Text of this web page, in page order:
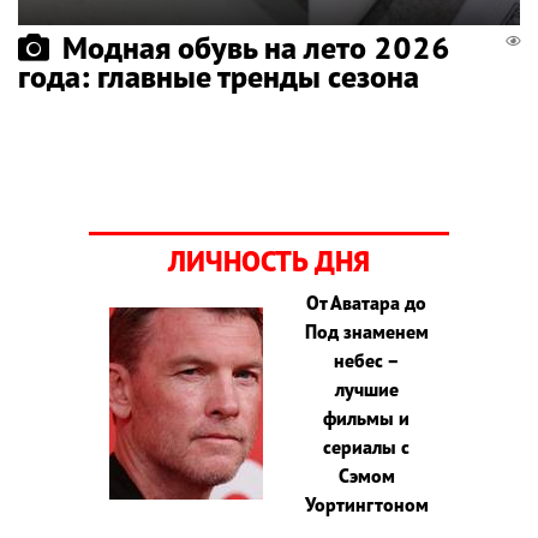
Модная обувь на лето 2026
года: главные тренды сезона
ЛИЧНОСТЬ ДНЯ
От Аватара до
Под знаменем
небес –
лучшие
фильмы и
сериалы с
Сэмом
Уортингтоном